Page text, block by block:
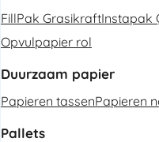
FillPak GrasikraftInstapak
Opvulpapier rol
Duurzaam papier
Papieren tassenPapieren
Pallets